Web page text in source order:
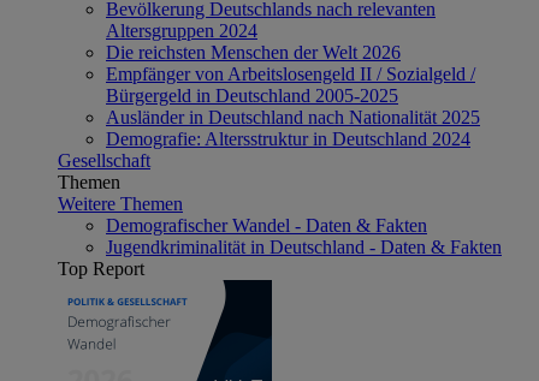
Bevölkerung Deutschlands nach relevanten
Altersgruppen 2024
Die reichsten Menschen der Welt 2026
Empfänger von Arbeitslosengeld II / Sozialgeld /
Bürgergeld in Deutschland 2005-2025
Ausländer in Deutschland nach Nationalität 2025
Demografie: Altersstruktur in Deutschland 2024
Gesellschaft
Themen
Weitere Themen
Demografischer Wandel - Daten & Fakten
Jugendkriminalität in Deutschland - Daten & Fakten
Top Report